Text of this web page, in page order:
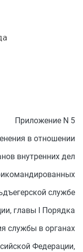
Приложение N 5
в отношении
внутренних дел
службе
главы I Порядка
службы в органах
Федерации,